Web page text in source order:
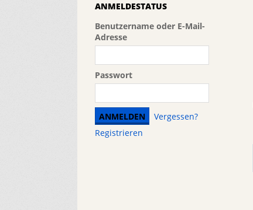
ANMELDESTATUS
Benutzername oder E-Mail-
Adresse
Passwort
Vergessen?
Registrieren